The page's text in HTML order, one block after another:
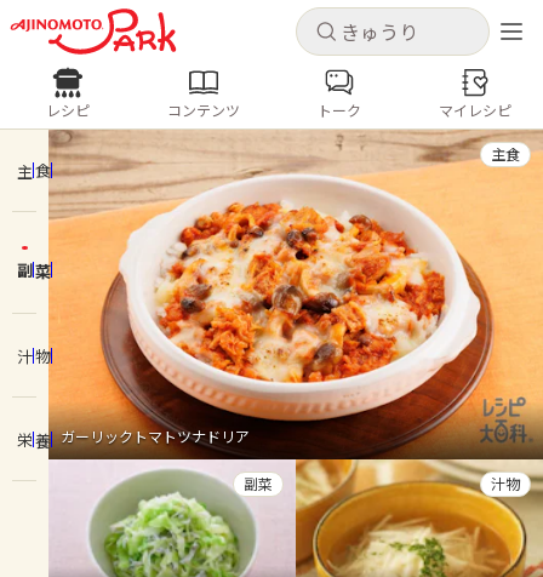
キャンセル
ログインするとレシピを保存できます
ログイン 新規登録
ホーム
コンテンツ
レシピ
トーク
よくあるお問い合わせ
キャンセル
レシピ コンテンツ
人気の食材・レシピ
きゅうり なす トマト
とうもろこし
ピーマン
みょうが ゴーヤ
レシピ コンテンツ トーク マイレシピ
主食
副菜
汁物
栄養 ガーリックトマトツナドリア
主食
副菜 汁物